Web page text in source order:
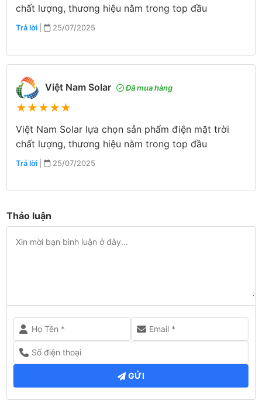
chất lượng, thương hiệu nằm trong top đầu
Trả lời | 25/07/2025
Việt Nam Solar Đã mua hàng
★★★★★
Việt Nam Solar lựa chọn sản phẩm điện mặt trời
chất lượng, thương hiệu nằm trong top đầu
Trả lời | 25/07/2025
Thảo luận
GỬI